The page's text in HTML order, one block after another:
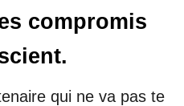
compromis
qui ne va pas te